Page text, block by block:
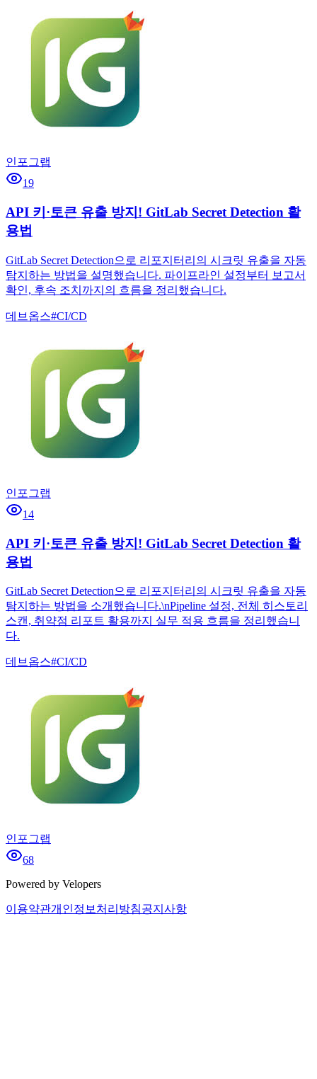
인포그랩
19
API 키·토큰 유출 방지! GitLab Secret Detection 활
용법
GitLab Secret Detection으로 리포지터리의 시크릿 유출을 자동
탐지하는 방법을 설명했습니다. 파이프라인 설정부터 보고서
확인, 후속 조치까지의 흐름을 정리했습니다.
데브옵스#CI/CD
인포그랩
14
API 키·토큰 유출 방지! GitLab Secret Detection 활
용법
GitLab Secret Detection으로 리포지터리의 시크릿 유출을 자동
탐지하는 방법을 소개했습니다.\nPipeline 설정, 전체 히스토리
스캔, 취약점 리포트 활용까지 실무 적용 흐름을 정리했습니
다.
데브옵스#CI/CD
인포그랩
68
Powered by Velopers
이용약관개인정보처리방침공지사항